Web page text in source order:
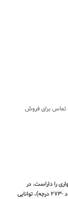
تماس برای فروش
را داراست. در
تعریف فیزیکی فلز ماده ای است که در دمای صفر مطلق (حدود -۲۷۳ درجه)، توانایی